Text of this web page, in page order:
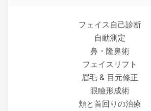
フェイス自己診断
自動測定
鼻・隆鼻術
フェイスリフト
眉毛 & 目元修正
眼瞼形成術
頬と首回りの治療